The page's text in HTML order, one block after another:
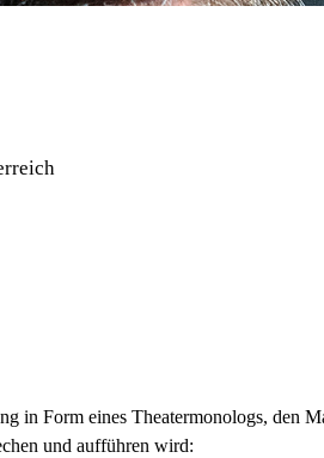
in Form eines Theatermonologs, den
und aufführen wird: